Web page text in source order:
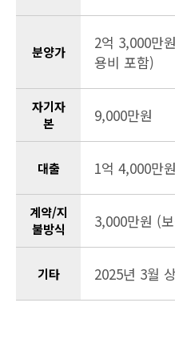
분양가
2억 3,000만
용비 포함)
자기자
본
9,000만원
대출 1억 4,000만
계약/지
불방식
3,000만원 (
기타 2025년 3월